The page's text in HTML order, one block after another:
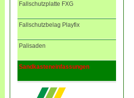
Fallschutzplatte FXG
Fallschutzbelag Playfix
Palisaden
Sandkasteneinfassungen